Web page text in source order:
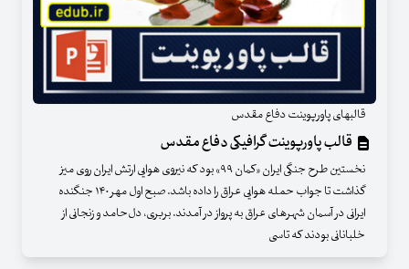
قالبهای پاورپوینت دفاع مقدس
قالب پاورپوینت گرافیکی دفاع مقدس
نخستین طرح جنگی ایران «کمان ۹۹» بود که نیروی هوایی ارتش ایران روی میز
گذاشت تا جواب حمله هوایی عراق را داده باشد. صبح اول مهر ۱۴۰ جنگنده
ایرانی در آسمان شهرهای عراق به پرواز در آمدند. بربری، دل‌حامد و زنجانی از
خلبانانی بودند که تاسی